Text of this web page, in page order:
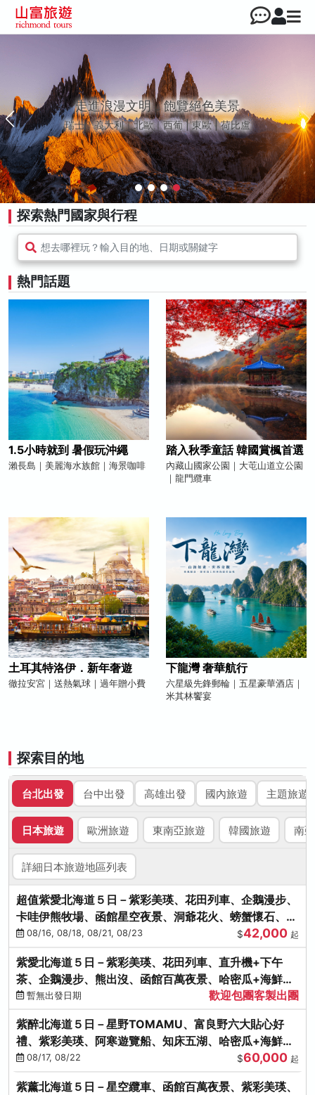
走進浪漫文明，飽覽絕色美景
瑞士｜義大利｜北歐｜西葡 | 東歐 | 荷比盧
探索熱門國家與行程
想去哪裡玩？輸入目的地、日期或關鍵字
熱門話題
1.5小時就到 暑假玩沖繩
瀨長島｜美麗海水族館｜海景咖啡
踏入秋季童話 韓國賞楓首選
內藏山國家公園｜大芚山道立公園
｜龍門纜車
土耳其特洛伊．新年奢遊
徹拉安宮｜送熱氣球｜過年贈小費
下龍灣 奢華航行
六星級先鋒郵輪｜五星豪華酒店｜
米其林饗宴
探索目的地
台北出發 台中出發 高雄出發 國內旅遊 主題旅遊
日本旅遊 歐洲旅遊 東南亞旅遊 韓國旅遊 南
詳細日本旅遊地區列表
超值紫愛北海道５日－紫彩美瑛、花田列車、企鵝漫步、
卡哇伊熊牧場、函館星空夜景、洞爺花火、螃蟹懷石、啤
酒暢飲
08/16, 08/18, 08/21, 08/23 $42,000 起
紫愛北海道５日－紫彩美瑛、花田列車、直升機+下午
茶、企鵝漫步、熊出沒、函館百萬夜景、哈密瓜+海鮮和
牛八大螃蟹吃到飽
暫無出發日期 歡迎包團客製出團
紫醉北海道５日－星野TOMAMU、富良野六大貼心好
禮、紫彩美瑛、阿寒遊覽船、知床五湖、哈密瓜+海鮮和
牛螃蟹吃到飽
08/17, 08/22 $60,000 起
紫薰北海道５日－星空纜車、函館百萬夜景、紫彩美瑛、